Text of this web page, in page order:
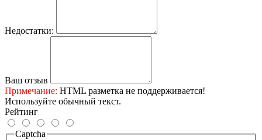
Недостатки:
Ваш отзыв
Примечание: HTML разметка не поддерживается!
Используйте обычный текст.
Рейтинг
Captcha